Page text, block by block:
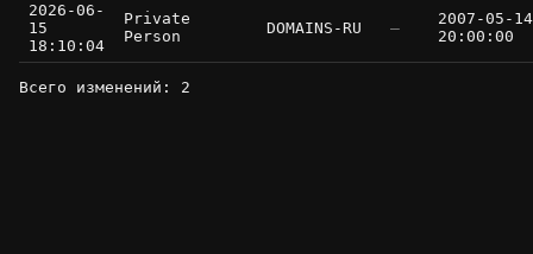
2026-06-
15
18:10:04
Private
Person
DOMAINS-RU —
2007-05-14
20:00:00
Всего изменений: 2